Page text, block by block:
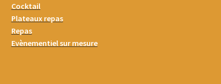
Cocktail
Plateaux repas
Repas
Evènementiel sur mesure